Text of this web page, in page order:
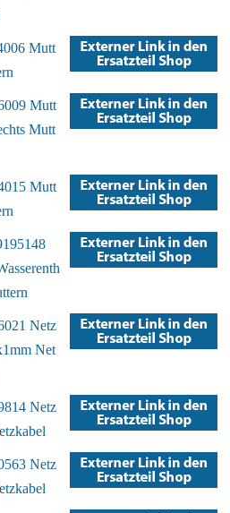
Mutt
Mutt
Mutt
Mutt
Netz
Net
Netz
Netz